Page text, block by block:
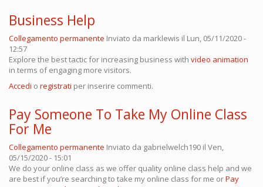
Business Help
Collegamento permanente Inviato da marklewis il Lun, 05/11/2020 -
12:57
Explore the best tactic for increasing business with video animation
in terms of engaging more visitors.
Accedi o registrati per inserire commenti.
Pay Someone To Take My Online Class
For Me
Collegamento permanente Inviato da gabrielwelch190 il Ven,
05/15/2020 - 15:01
We do your online class as we offer quality online class help and we
are best if you’re searching to take my online class for me orPay